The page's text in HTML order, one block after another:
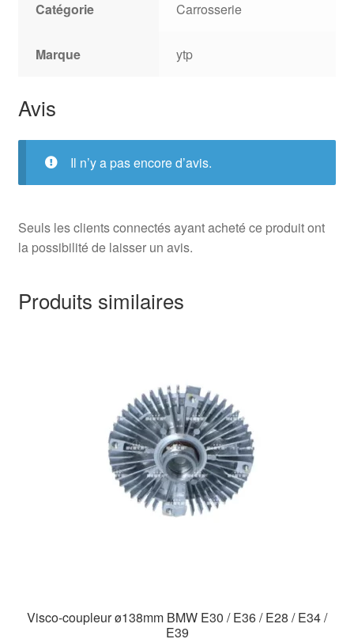
Catégorie Carrosserie
Marque ytp
Avis
Il n’y a pas encore d’avis.
Seuls les clients connectés ayant acheté ce produit ont
la possibilité de laisser un avis.
Produits similaires
Visco-coupleur ø138mm BMW E30 / E36 / E28 / E34 /
E39